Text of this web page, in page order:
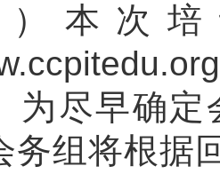
）本次
为尽早确
务组将根据